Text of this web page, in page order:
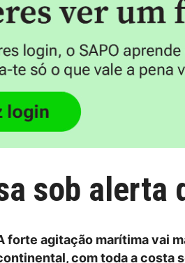
sob
forte agitação marítima vai
com toda a costa